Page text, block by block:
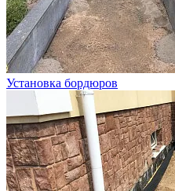
Установка бордюров